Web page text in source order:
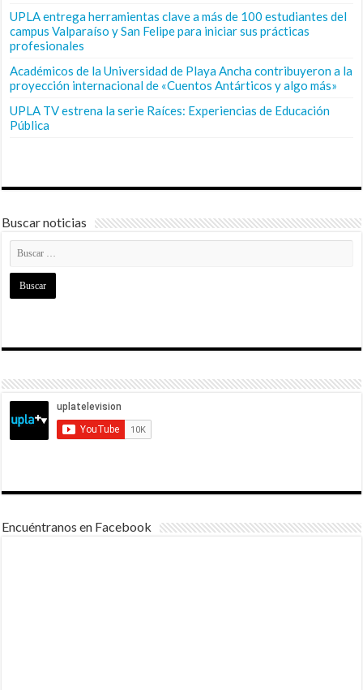
UPLA entrega herramientas clave a más de 100 estudiantes del
campus Valparaíso y San Felipe para iniciar sus prácticas
profesionales
Académicos de la Universidad de Playa Ancha contribuyeron a la
proyección internacional de «Cuentos Antárticos y algo más»
UPLA TV estrena la serie Raíces: Experiencias de Educación
Pública
Buscar noticias
Encuéntranos en Facebook